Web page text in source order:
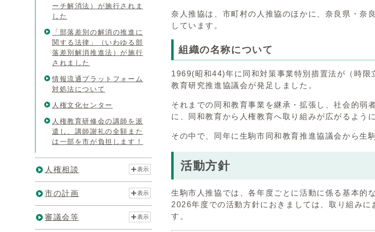
奈人推協は、市町村の人推協のほかに、奈良県・奈
しています。
組織の名称について
1969(昭和44)年に同和対策事業特別措置法が（時
教育研究推進協議会が発足しました。
それまでの同和教育事業を継承・拡張し、社会的弱
に、同和教育から人権教育へ取り組みが広がるよう
その中で、同年に生駒市同和教育推進協議会から生
活動方針
生駒市人推協では、各年度ごとに活動に係る基本的
2026年度での活動方針におきましては、取り組み
す。
ーチ解消法）が施行されま
した
「部落差別の解消の推進に
関する法律」（いわゆる部
落差別解消推進法）が施行
されました
情報流通プラットフォーム
対処法について
人権文化センター
人権教育研修会の講師を派
遣し、講師謝礼の全額また
は一部を市が負担します！
人権相談 表示
市の計画 表示
審議会等 表示